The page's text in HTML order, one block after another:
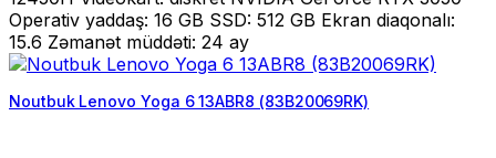
2.091,00 ₼.1.984,00 ₼.
Operativ yaddaş: 16 GB SSD: 512 GB Ekran diaqonalı:
15.6 Zəmanət müddəti: 24 ay
Noutbuk Lenovo Yoga 6 13ABR8 (83B20069RK)